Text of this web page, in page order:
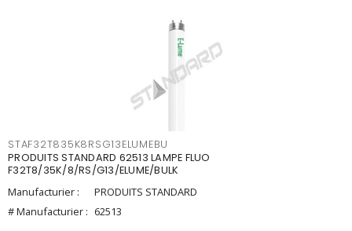
STAF32T835K8RSG13ELUMEBU
PRODUITS STANDARD 62513 LAMPE FLUO
F32T8/35K/8/RS/G13/ELUME/BULK
Manufacturier :
PRODUITS STANDARD
# Manufacturier : 62513